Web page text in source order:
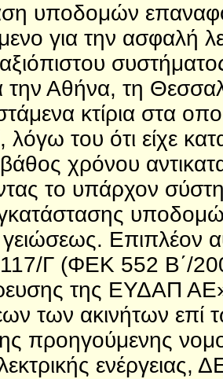
υποδομών
για την ασφαλή
την Αθήνα, τη
κτίρια στα
λόγω του ότι είχε
χρόνου
το υπάρχον
Επιπλέον
Γ (ΦΕΚ 552 Β΄/
της ΕΥΔΑΠ
των ακινήτων
προηγούμενης